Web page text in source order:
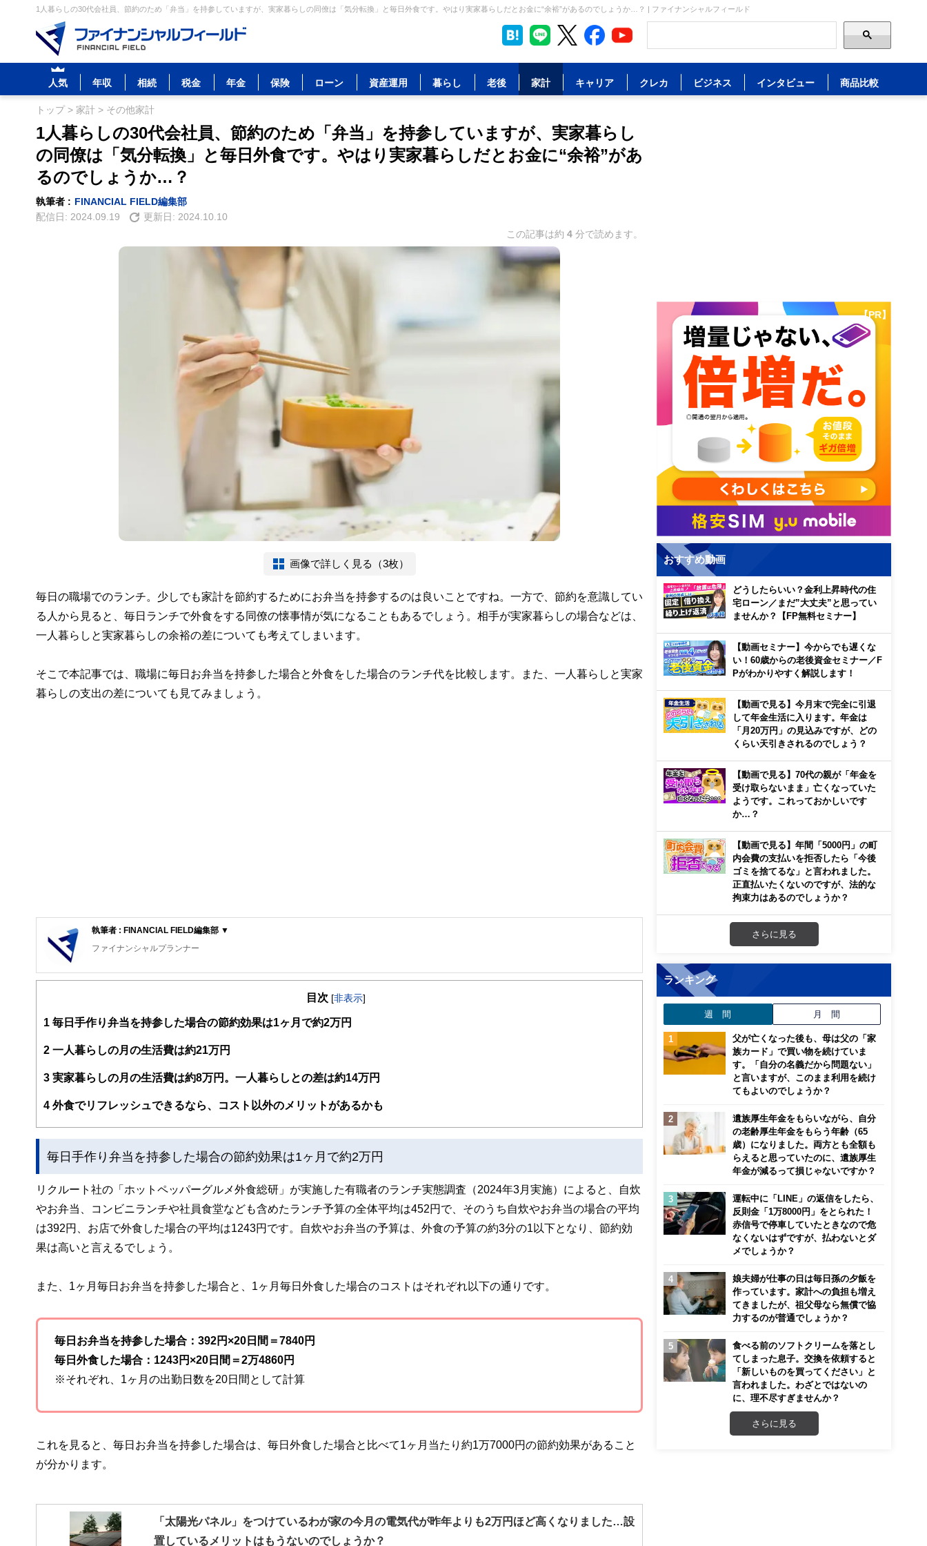
1人暮らしの30代会社員、節約のため「弁当」を持参していますが、実家暮らしの同僚は「気分転換」と毎日外食です。やはり実家暮らしだとお金に“余裕”があるのでしょうか…？ | ファイナンシャルフィールド
人気 年収 相続 税金 年金 保険 ローン 資産運用 暮らし 老後 家計 キャリア クレカ ビジネス インタビュー 商品比較
トップ> 家計 > その他家計
1人暮らしの30代会社員、節約のため「弁当」を持参していますが、実家暮らし
の同僚は「気分転換」と毎日外食です。やはり実家暮らしだとお金に“余裕”があ
るのでしょうか…？
執筆者 : FINANCIAL FIELD編集部
配信日: 2024.09.19 更新日: 2024.10.10
この記事は約 4 分で読めます。
画像で詳しく見る（3枚）
毎日の職場でのランチ。少しでも家計を節約するためにお弁当を持参するのは良いことですね。一方で、節約を意識してい
る人から見ると、毎日ランチで外食をする同僚の懐事情が気になることもあるでしょう。相手が実家暮らしの場合などは、
一人暮らしと実家暮らしの余裕の差についても考えてしまいます。
そこで本記事では、職場に毎日お弁当を持参した場合と外食をした場合のランチ代を比較します。また、一人暮らしと実家
暮らしの支出の差についても見てみましょう。
執筆者 : FINANCIAL FIELD編集部 ▼
ファイナンシャルプランナー
FinancialField編集部は、金融、経済に関する記事を、日々の暮らしにどのような影響を与えるかという視点で、お金の知識がない方でも理解でき
案から記事掲載まですべての工程に関わることで、読者目線のコンテンツを追求しています。
FinancialFieldの特徴は、ファイナンシャルプランナー、弁護士、税理士、宅地建物取引士、相続診断士、住宅ローンアドバイザー、DCプランナ
ー、公認会計士、社会保険労務士、行政書士、投資アナリスト、キャリアコンサルタントなど150名以上の有資格者を執筆者・監修者として迎
と、読み応えのあるコンテンツと確かな情報発信を実現しています。
私たちは、快適でより良い生活のアイデアを提供するお金のコンシェルジュを目指します。
目次 [非表示]
1 毎日手作り弁当を持参した場合の節約効果は1ヶ月で約2万円
2 一人暮らしの月の生活費は約21万円
3 実家暮らしの月の生活費は約8万円。一人暮らしとの差は約14万円
4 外食でリフレッシュできるなら、コスト以外のメリットがあるかも
毎日手作り弁当を持参した場合の節約効果は1ヶ月で約2万円
リクルート社の「ホットペッパーグルメ外食総研」が実施した有職者のランチ実態調査（2024年3月実施）によると、自炊
やお弁当、コンビニランチや社員食堂なども含めたランチ予算の全体平均は452円で、そのうち自炊やお弁当の場合の平均
は392円、お店で外食した場合の平均は1243円です。自炊やお弁当の予算は、外食の予算の約3分の1以下となり、節約効
果は高いと言えるでしょう。
また、1ヶ月毎日お弁当を持参した場合と、1ヶ月毎日外食した場合のコストはそれぞれ以下の通りです。
毎日お弁当を持参した場合：392円×20日間＝7840円
毎日外食した場合：1243円×20日間＝2万4860円
※それぞれ、1ヶ月の出勤日数を20日間として計算
これを見ると、毎日お弁当を持参した場合は、毎日外食した場合と比べて1ヶ月当たり約1万7000円の節約効果があること
が分かります。
「太陽光パネル」をつけているわが家の今月の電気代が昨年よりも2万円ほど高くなりました…設
置しているメリットはもうないのでしょうか？
【PR】
おすすめ動画
どうしたらいい？金利上昇時代の住
宅ローン／まだ”大丈夫”と思ってい
ませんか？【FP無料セミナー】
【動画セミナー】今からでも遅くな
い！60歳からの老後資金セミナー／F
Pがわかりやすく解説します！
【動画で見る】今月末で完全に引退
して年金生活に入ります。年金は
「月20万円」の見込みですが、どの
くらい天引きされるのでしょう？
【動画で見る】70代の親が「年金を
受け取らないまま」亡くなっていた
ようです。これっておかしいです
か…？
【動画で見る】年間「5000円」の町
内会費の支払いを拒否したら「今後
ゴミを捨てるな」と言われました。
正直払いたくないのですが、法的な
拘束力はあるのでしょうか？
さらに見る
ランキング
週 間 月 間
父が亡くなった後も、母は父の「家
族カード」で買い物を続けていま
す。「自分の名義だから問題ない」
と言いますが、このまま利用を続け
てもよいのでしょうか？
遺族厚生年金をもらいながら、自分
の老齢厚生年金をもらう年齢（65
歳）になりました。両方とも全額も
らえると思っていたのに、遺族厚生
年金が減るって損じゃないですか？
運転中に「LINE」の返信をしたら、
反則金「1万8000円」をとられた！
赤信号で停車していたときなので危
なくないはずですが、払わないとダ
メでしょうか？
娘夫婦が仕事の日は毎日孫の夕飯を
作っています。家計への負担も増え
てきましたが、祖父母なら無償で協
力するのが普通でしょうか？
食べる前のソフトクリームを落とし
てしまった息子。交換を依頼すると
「新しいものを買ってください」と
言われました。わざとではないの
に、理不尽すぎませんか？
さらに見る